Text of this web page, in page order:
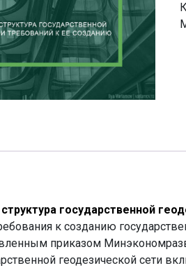
государственной
к созданию
приказом
геодезической сети